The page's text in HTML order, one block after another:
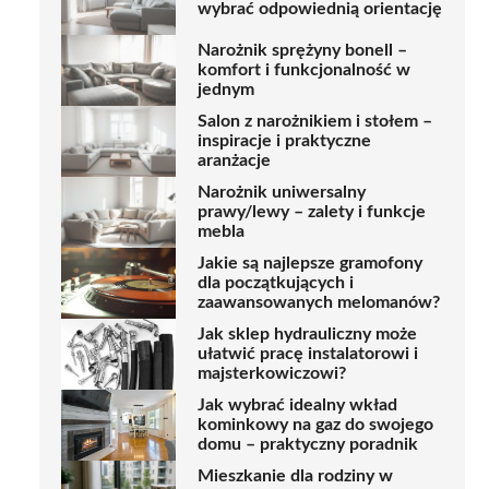
wybrać odpowiednią orientację
Narożnik sprężyny bonell –
komfort i funkcjonalność w
jednym
Salon z narożnikiem i stołem –
inspiracje i praktyczne
aranżacje
Narożnik uniwersalny
prawy/lewy – zalety i funkcje
mebla
Jakie są najlepsze gramofony
dla początkujących i
zaawansowanych melomanów?
Jak sklep hydrauliczny może
ułatwić pracę instalatorowi i
majsterkowiczowi?
Jak wybrać idealny wkład
kominkowy na gaz do swojego
domu – praktyczny poradnik
Mieszkanie dla rodziny w